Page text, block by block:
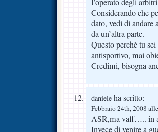
Considerando che
dato, vedi di andare
da un’altra parte.
Questo perchè tu
antisportivo, mai
Credimi, bisogna
daniele ha scritto:
Febbraio 24th, 2008
ASR,ma vaff….. in
Invece di venire a